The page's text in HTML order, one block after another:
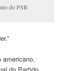
do PSB